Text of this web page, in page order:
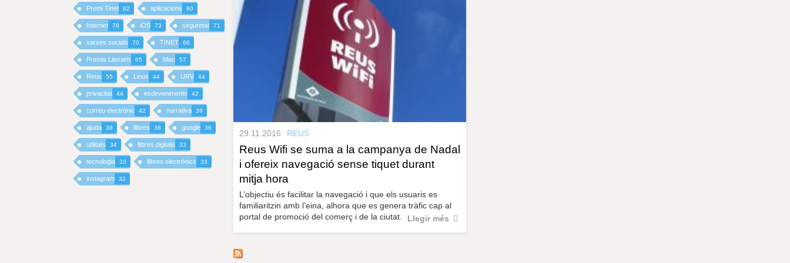
I
N
C
I
P
A
L
29.11.2016 REUS
Reus Wifi se suma a la campanya de Nadal
i ofereix navegació sense tiquet durant
mitja hora
L’objectiu és facilitar la navegació i que els usuaris es
familiaritzin amb l’eina, alhora que es genera tràfic cap al
portal de promoció del comerç i de la ciutat.
Llegir més
Premi Tinet 82 aplicacions 80
Internet 78 iOS 73 seguretat 71
xarxes socials 70 TINET 66
Premis Literaris 65 Mac 57
Reus 55 Linux 44 URV 44
privacitat 44 esdeveniments 42
correu electrònic 42 narrativa 39
ajuda 38 llibres 38 google 36
utilitats 34 llibres digitals 33
tecnologia 33 llibres electrònics 33
instagram 32